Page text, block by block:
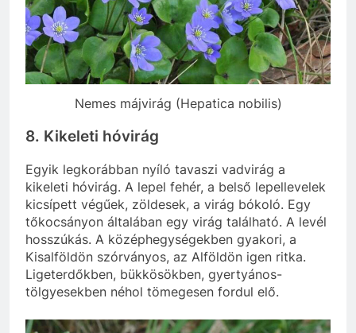
Nemes májvirág (Hepatica nobilis)
8. Kikeleti hóvirág
Egyik legkorábban nyíló tavaszi vadvirág a
kikeleti hóvirág. A lepel fehér, a belső lepellevelek
kicsípett végűek, zöldesek, a virág bókoló. Egy
tőkocsányon általában egy virág található. A levél
hosszúkás. A középhegységekben gyakori, a
Kisalföldön szórványos, az Alföldön igen ritka.
Ligeterdőkben, bükkösökben, gyertyános-
tölgyesekben néhol tömegesen fordul elő.